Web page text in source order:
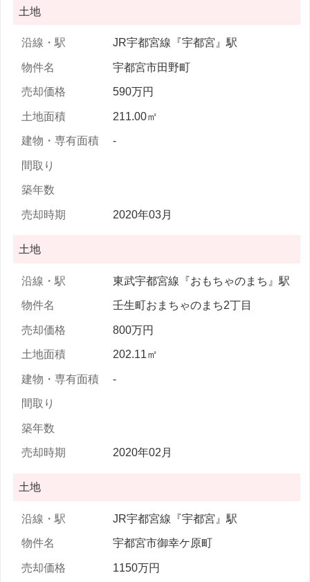
土地
JR宇都宮線『宇都宮』駅
宇都宮市田野町
590万円
211.00㎡
-
2020年03月
土地
東武宇都宮線『おもちゃのまち』駅
壬生町おまちゃのまち2丁目
800万円
202.11㎡
-
2020年02月
土地
JR宇都宮線『宇都宮』駅
宇都宮市御幸ケ原町
1150万円